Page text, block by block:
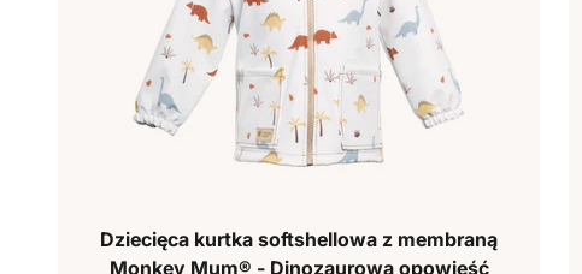
Dziecięca kurtka softshellowa z membraną
Monkey Mum® - Dinozaurowa opowieść